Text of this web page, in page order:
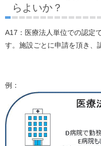
らよいか？
A17：医療法人単位での認定
す。施設ごとに申請を頂き、
例：